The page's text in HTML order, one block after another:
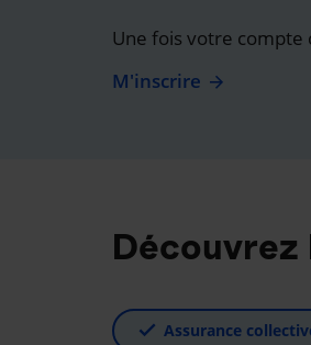
Une fois votre compte
M'inscrire
Assurance